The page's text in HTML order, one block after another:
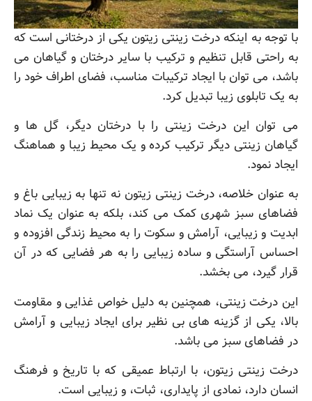
با توجه به اینکه درخت زینتی زیتون یکی از درختانی است که
به راحتی قابل تنظیم و ترکیب با سایر درختان و گیاهان می
باشد، می توان با ایجاد ترکیبات مناسب، فضای اطراف خود را
به یک تابلوی زیبا تبدیل کرد.
می توان این درخت زینتی را با درختان دیگر، گل ها و
گیاهان زینتی دیگر ترکیب کرده و یک محیط زیبا و هماهنگ
ایجاد نمود.
به عنوان خلاصه، درخت زینتی زیتون نه تنها به زیبایی باغ و
فضاهای سبز شهری کمک می کند، بلکه به عنوان یک نماد
ابدیت و زیبایی، آرامش و سکوت را به محیط زندگی افزوده و
احساس آراستگی و ساده زیبایی را به هر فضایی که در آن
قرار گیرد، می بخشد.
این درخت زینتی، همچنین به دلیل خواص غذایی و مقاومت
بالا، یکی از گزینه های بی نظیر برای ایجاد زیبایی و آرامش
در فضاهای سبز می باشد.
درخت زینتی زیتون، با ارتباط عمیقی که با تاریخ و فرهنگ
انسان دارد، نمادی از پایداری، ثبات، و زیبایی است.